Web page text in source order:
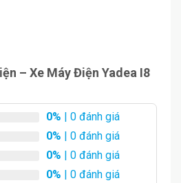
– Xe Máy Điện Yadea I8
0% | 0 đánh giá
0% | 0 đánh giá
0% | 0 đánh giá
0% | 0 đánh giá